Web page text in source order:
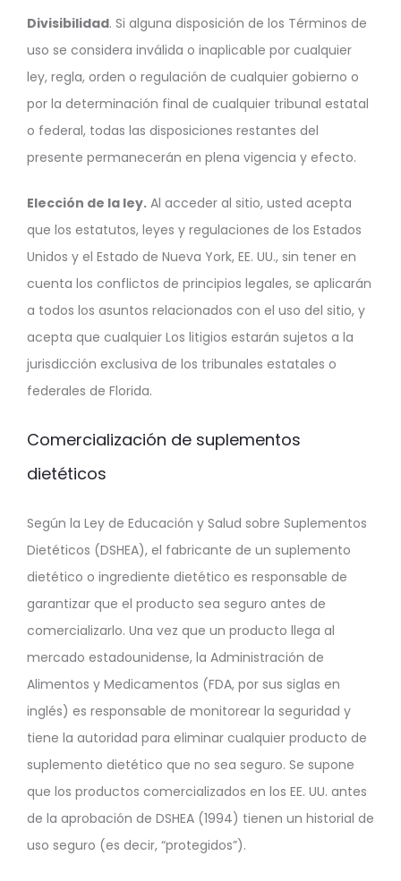
Divisibilidad. Si alguna disposición de los Términos de
uso se considera inválida o inaplicable por cualquier
ley, regla, orden o regulación de cualquier gobierno o
por la determinación final de cualquier tribunal estatal
o federal, todas las disposiciones restantes del
presente permanecerán en plena vigencia y efecto.
Elección de la ley. Al acceder al sitio, usted acepta
que los estatutos, leyes y regulaciones de los Estados
Unidos y el Estado de Nueva York, EE. UU., sin tener en
cuenta los conflictos de principios legales, se aplicarán
a todos los asuntos relacionados con el uso del sitio, y
acepta que cualquier Los litigios estarán sujetos a la
jurisdicción exclusiva de los tribunales estatales o
federales de Florida.
Comercialización de suplementos
dietéticos
Según la Ley de Educación y Salud sobre Suplementos
Dietéticos (DSHEA), el fabricante de un suplemento
dietético o ingrediente dietético es responsable de
garantizar que el producto sea seguro antes de
comercializarlo. Una vez que un producto llega al
mercado estadounidense, la Administración de
Alimentos y Medicamentos (FDA, por sus siglas en
inglés) es responsable de monitorear la seguridad y
tiene la autoridad para eliminar cualquier producto de
suplemento dietético que no sea seguro. Se supone
que los productos comercializados en los EE. UU. antes
de la aprobación de DSHEA (1994) tienen un historial de
uso seguro (es decir, “protegidos”).